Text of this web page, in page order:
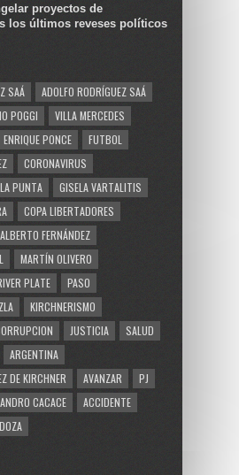
proyectos de
los últimos reveses políticos
SAÁ
ADOLFO RODRÍGUEZ SAÁ
POGGI
VILLA MERCEDES
ENRIQUE PONCE
FUTBOL
CORONAVIRUS
LA PUNTA
GISELA VARTALITIS
COPA LIBERTADORES
ALBERTO FERNÁNDEZ
MARTÍN OLIVERO
PLATE
PASO
KIRCHNERISMO
JUSTICIA
SALUD
ARGENTINA
DE KIRCHNER
AVANZAR
PJ
CACACE
ACCIDENTE